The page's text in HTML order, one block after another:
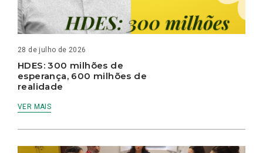
28 de julho de 2026
HDES: 300 milhões de
esperança, 600 milhões de
realidade
VER MAIS